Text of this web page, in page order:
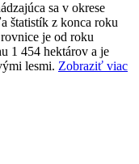
sa v okrese
štatistík z konca roku
je od roku
1 454 hektárov a je
lesmi. Zobraziť viac